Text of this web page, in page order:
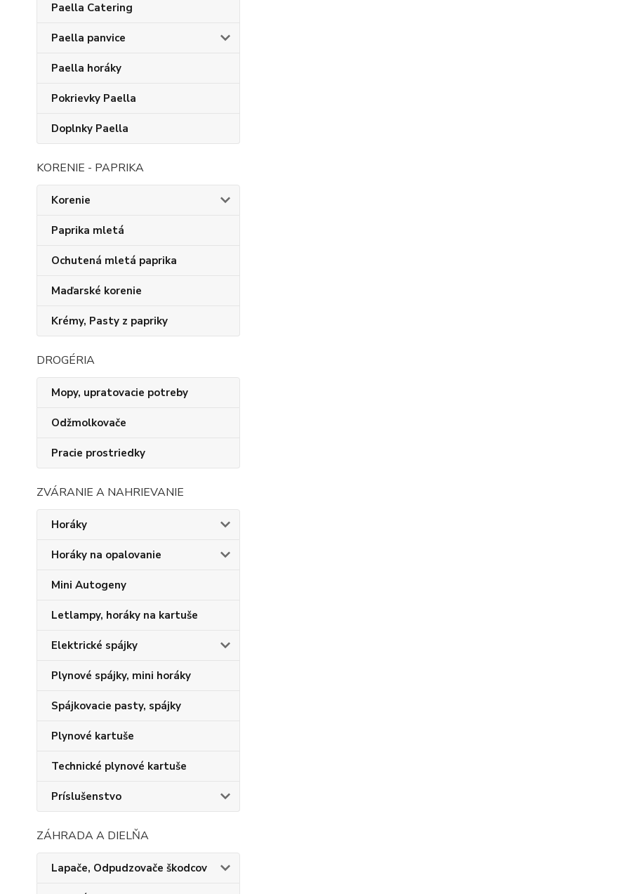
Paella Catering
Paella panvice
Paella horáky
Pokrievky Paella
Doplnky Paella
KORENIE - PAPRIKA
Korenie
Paprika mletá
Ochutená mletá paprika
Maďarské korenie
Krémy, Pasty z papriky
DROGÉRIA
Mopy, upratovacie potreby
Odžmolkovače
Pracie prostriedky
ZVÁRANIE A NAHRIEVANIE
Horáky
Horáky na opalovanie
Mini Autogeny
Letlampy, horáky na kartuše
Elektrické spájky
Plynové spájky, mini horáky
Spájkovacie pasty, spájky
Plynové kartuše
Technické plynové kartuše
Príslušenstvo
ZÁHRADA A DIELŇA
Lapače, Odpudzovače škodcov